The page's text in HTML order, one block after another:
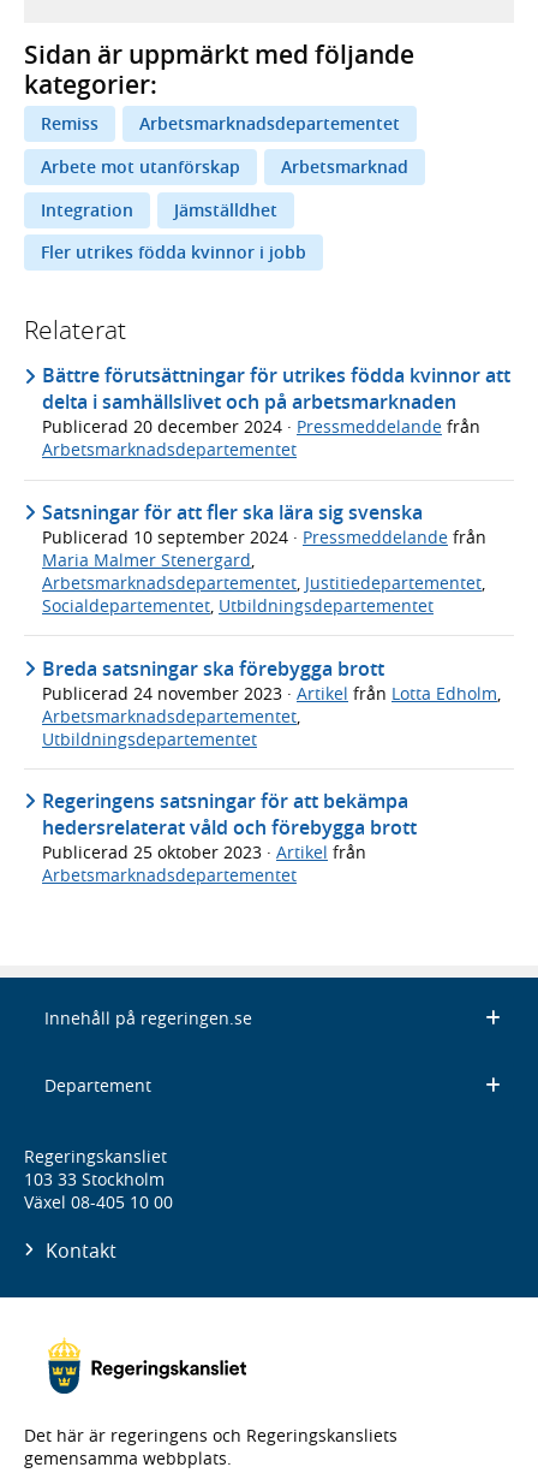
Sidan är uppmärkt med följande
kategorier:
Remiss
Arbetsmarknadsdepartementet
Arbete mot utanförskap
Arbetsmarknad
Integration
Jämställdhet
Fler utrikes födda kvinnor i jobb
Relaterat
Bättre förutsättningar för utrikes födda kvinnor att
delta i samhällslivet och på arbetsmarknaden
Publicerad 20 december 2024 · Pressmeddelande från
Arbetsmarknadsdepartementet
Satsningar för att fler ska lära sig svenska
Publicerad 10 september 2024 · Pressmeddelande från
Maria Malmer Stenergard,
Arbetsmarknadsdepartementet, Justitiedepartementet,
Socialdepartementet, Utbildningsdepartementet
Breda satsningar ska förebygga brott
Publicerad 24 november 2023 · Artikel från Lotta Edholm
Arbetsmarknadsdepartementet
Utbildningsdepartementet
Regeringens satsningar för att bekämpa
hedersrelaterat våld och förebygga brott
Publicerad 25 oktober 2023 · Artikel från
Arbetsmarknadsdepartementet
Innehåll på regeringen.se
Departement
Regeringskansliet
103 33 Stockholm
Växel 08-405 10 00
Kontakt
Det här är regeringens och Regeringskansliets
gemensamma webbplats.